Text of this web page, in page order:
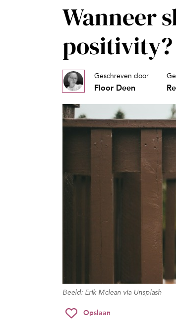
Wanneer
positivity?
Geschreven door
Floor Deen
Beeld: Erik Mclean via Unsplash
Opslaan